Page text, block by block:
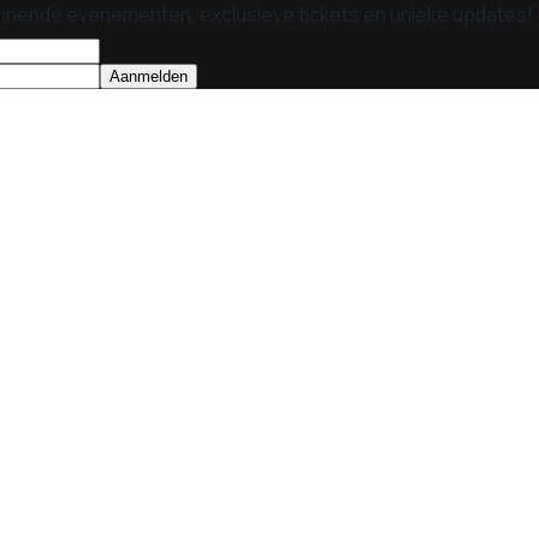
evenementen, exclusieve tickets en unieke updates!